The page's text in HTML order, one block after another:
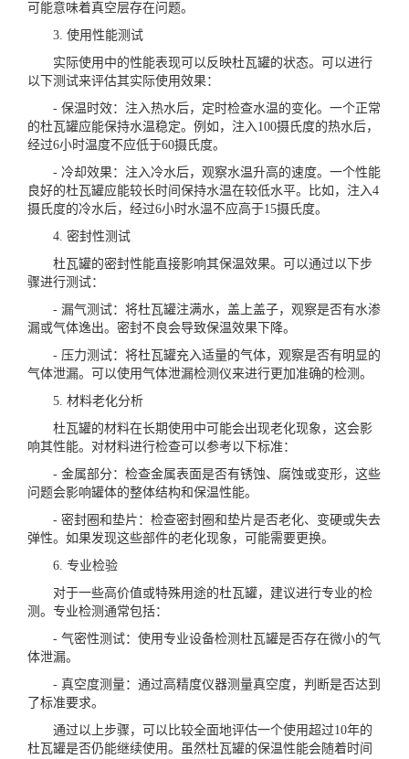
可能意味着真空层存在问题。
3. 使用性能测试
实际使用中的性能表现可以反映杜瓦罐的状态。可以进行
以下测试来评估其实际使用效果：
- 保温时效：注入热水后，定时检查水温的变化。一个正常
的杜瓦罐应能保持水温稳定。例如，注入100摄氏度的热水后，
经过6小时温度不应低于60摄氏度。
- 冷却效果：注入冷水后，观察水温升高的速度。一个性能
良好的杜瓦罐应能较长时间保持水温在较低水平。比如，注入4
摄氏度的冷水后，经过6小时水温不应高于15摄氏度。
4. 密封性测试
杜瓦罐的密封性能直接影响其保温效果。可以通过以下步
骤进行测试：
- 漏气测试：将杜瓦罐注满水，盖上盖子，观察是否有水渗
漏或气体逸出。密封不良会导致保温效果下降。
- 压力测试：将杜瓦罐充入适量的气体，观察是否有明显的
气体泄漏。可以使用气体泄漏检测仪来进行更加准确的检测。
5. 材料老化分析
杜瓦罐的材料在长期使用中可能会出现老化现象，这会影
响其性能。对材料进行检查可以参考以下标准：
- 金属部分：检查金属表面是否有锈蚀、腐蚀或变形，这些
问题会影响罐体的整体结构和保温性能。
- 密封圈和垫片：检查密封圈和垫片是否老化、变硬或失去
弹性。如果发现这些部件的老化现象，可能需要更换。
6. 专业检验
对于一些高价值或特殊用途的杜瓦罐，建议进行专业的检
测。专业检测通常包括：
- 气密性测试：使用专业设备检测杜瓦罐是否存在微小的气
体泄漏。
- 真空度测量：通过高精度仪器测量真空度，判断是否达到
了标准要求。
通过以上步骤，可以比较全面地评估一个使用超过10年的
杜瓦罐是否仍能继续使用。虽然杜瓦罐的保温性能会随着时间